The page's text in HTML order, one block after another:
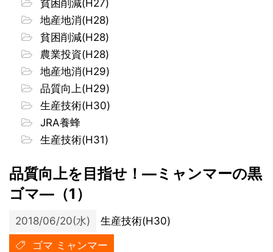
貧困削減(H27)
地産地消(H28)
貧困削減(H28)
農業投資(H28)
地産地消(H29)
品質向上(H29)
生産技術(H30)
JRA養蜂
生産技術(H31)
品質向上を目指せ！―ミャンマーの黒
ゴマ―（1）
2018/06/20(水)
生産技術(H30)
ゴマ ミャンマー